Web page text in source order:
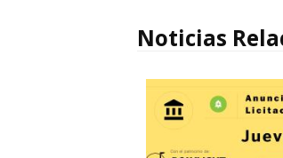
Noticias